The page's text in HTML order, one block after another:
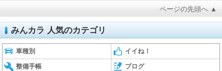
ページの先頭へ ▲
みんカラ 人気のカテゴリ
車種別 イイね！
整備手帳 ブログ